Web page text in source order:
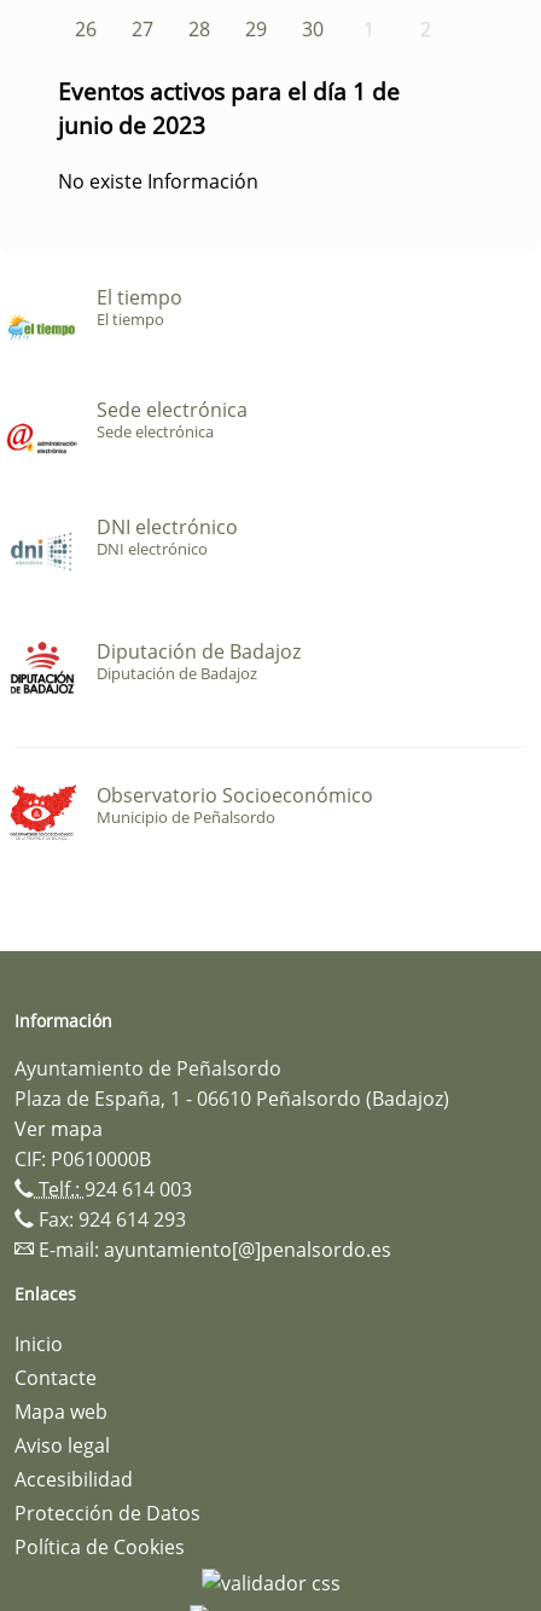
26
27 28 29 30 1 2
Eventos activos para el día 1 de
junio de 2023
No existe Información
El tiempo
El tiempo
Sede electrónica
Sede electrónica
DNI electrónico
DNI electrónico
Diputación de Badajoz
Diputación de Badajoz
Observatorio Socioeconómico
Municipio de Peñalsordo
Información
Ayuntamiento de Peñalsordo
Plaza de España, 1 - 06610 Peñalsordo (Badajoz)
Ver mapa
CIF: P0610000B
Telf.: 924 614 003
Fax: 924 614 293
E-mail: ayuntamiento[@]penalsordo.es
Enlaces
Inicio
Contacte
Mapa web
Aviso legal
Accesibilidad
Protección de Datos
Política de Cookies